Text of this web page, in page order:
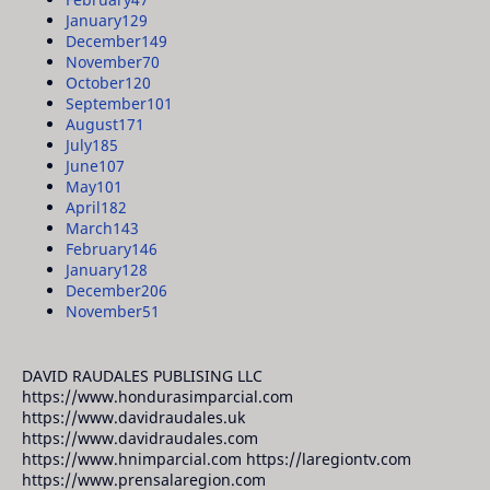
January129
December149
November70
October120
September101
August171
July185
June107
May101
April182
March143
February146
January128
December206
November51
DAVID RAUDALES PUBLISING LLC
https://www.hondurasimparcial.com
https://www.davidraudales.uk
https://www.davidraudales.com
https://www.hnimparcial.com https://laregiontv.com
https://www.prensalaregion.com